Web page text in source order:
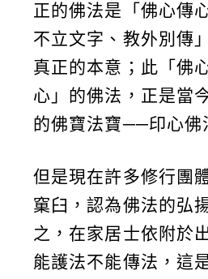
正的佛法是「佛心傳
不立文字、教外別傳
真正的本意；此「佛
心」的佛法，正是當
的佛寶法寶──印心佛
但是現在許多修行團
窠臼，認為佛法的弘
之，在家居士依附於
能護法不能傳法，這